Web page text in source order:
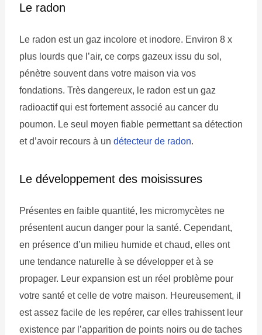
Le radon
Le radon est un gaz incolore et inodore. Environ 8 x
plus lourds que l’air, ce corps gazeux issu du sol,
pénètre souvent dans votre maison via vos
fondations. Très dangereux, le radon est un gaz
radioactif qui est fortement associé au cancer du
poumon. Le seul moyen fiable permettant sa détection
et d’avoir recours à un détecteur de radon.
Le développement des moisissures
Présentes en faible quantité, les micromycètes ne
présentent aucun danger pour la santé. Cependant,
en présence d’un milieu humide et chaud, elles ont
une tendance naturelle à se développer et à se
propager. Leur expansion est un réel problème pour
votre santé et celle de votre maison. Heureusement, il
est assez facile de les repérer, car elles trahissent leur
existence par l’apparition de points noirs ou de taches